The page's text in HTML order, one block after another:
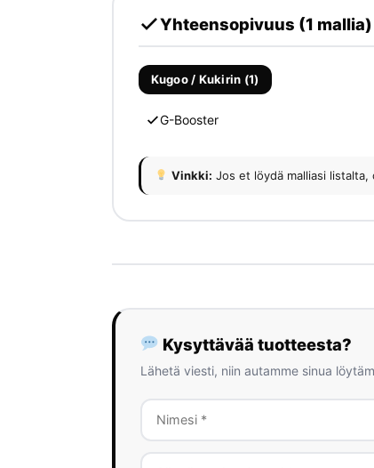
Yhteensopivuus (1 mallia)
Kugoo / Kukirin (1)
G-Booster
Vinkki: Jos et löydä malliasi
Kysyttävää tuotteesta?
Lähetä viesti, niin autamme sinua